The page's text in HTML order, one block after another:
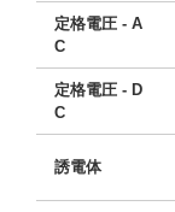
定格電圧 - A
C
定格電圧 - D
C
誘電体